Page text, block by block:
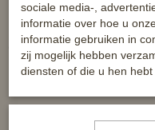
Ook interessant
sociale media-,
informatie over hoe u
informatie gebruiken in
zij mogelijk hebben
diensten of die u hen hebt